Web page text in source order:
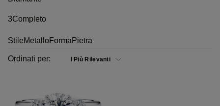
3Completo
StileMetalloFormaPietra
Ordinati per: